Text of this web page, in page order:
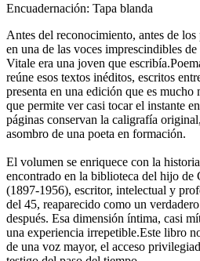
Encuadernación: Tapa blanda
Antes del reconocimiento, antes de
en una de las voces imprescindibles
Vitale era una joven que
reúne esos textos inéditos, escritos
presenta en una edición que es
que permite ver casi tocar el instante
páginas conservan la caligrafía
asombro de una poeta en formación.
El volumen se enriquece con la
encontrado en la biblioteca del hijo
(1897-1956), escritor, intelectual y
del 45, reaparecido como un
después. Esa dimensión íntima, casi
una experiencia irrepetible.Este libro
de una voz mayor, el acceso